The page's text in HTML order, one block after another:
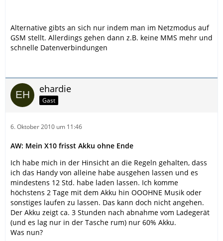
Alternative gibts an sich nur indem man im Netzmodus auf
GSM stellt. Allerdings gehen dann z.B. keine MMS mehr und
schnelle Datenverbindungen
ehardie
Gast
6. Oktober 2010 um 11:46
AW: Mein X10 frisst Akku ohne Ende
Ich habe mich in der Hinsicht an die Regeln gehalten, dass
ich das Handy von alleine habe ausgehen lassen und es
mindestens 12 Std. habe laden lassen. Ich komme
höchstens 2 Tage mit dem Akku hin OOOHNE Musik oder
sonstiges laufen zu lassen. Das kann doch nicht angehen.
Der Akku zeigt ca. 3 Stunden nach abnahme vom Ladegerät
(und es lag nur in der Tasche rum) nur 60% Akku.
Was nun?